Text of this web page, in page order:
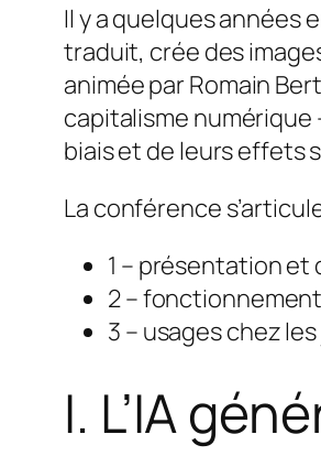
Il y a quelques années
traduit, crée des
animée par Romain
capitalisme
biais et de leurs effets
La conférence
1 – présentation et
2 –
3 – usages chez
I. L’IA